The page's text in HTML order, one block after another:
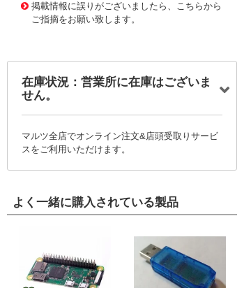
掲載情報に誤りがございましたら、こちらから
ご指摘をお願い致します。
在庫状況：営業所に在庫はございま
せん。
マルツ全店でオンライン注文&店頭受取りサービ
スをご利用いただけます。
よく一緒に購入されている製品